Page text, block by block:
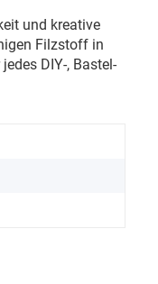
und kreative
Filzstoff in
DIY-, Bastel-